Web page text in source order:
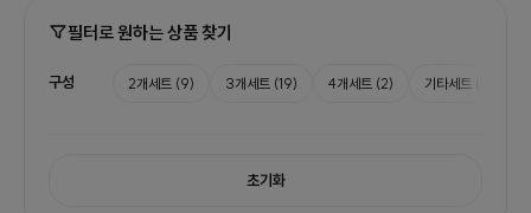
필터로 원하는 상품 찾기
구성 2개세트 (9) 3개세트 (19) 4개세트 (2) 기타세트
초기화